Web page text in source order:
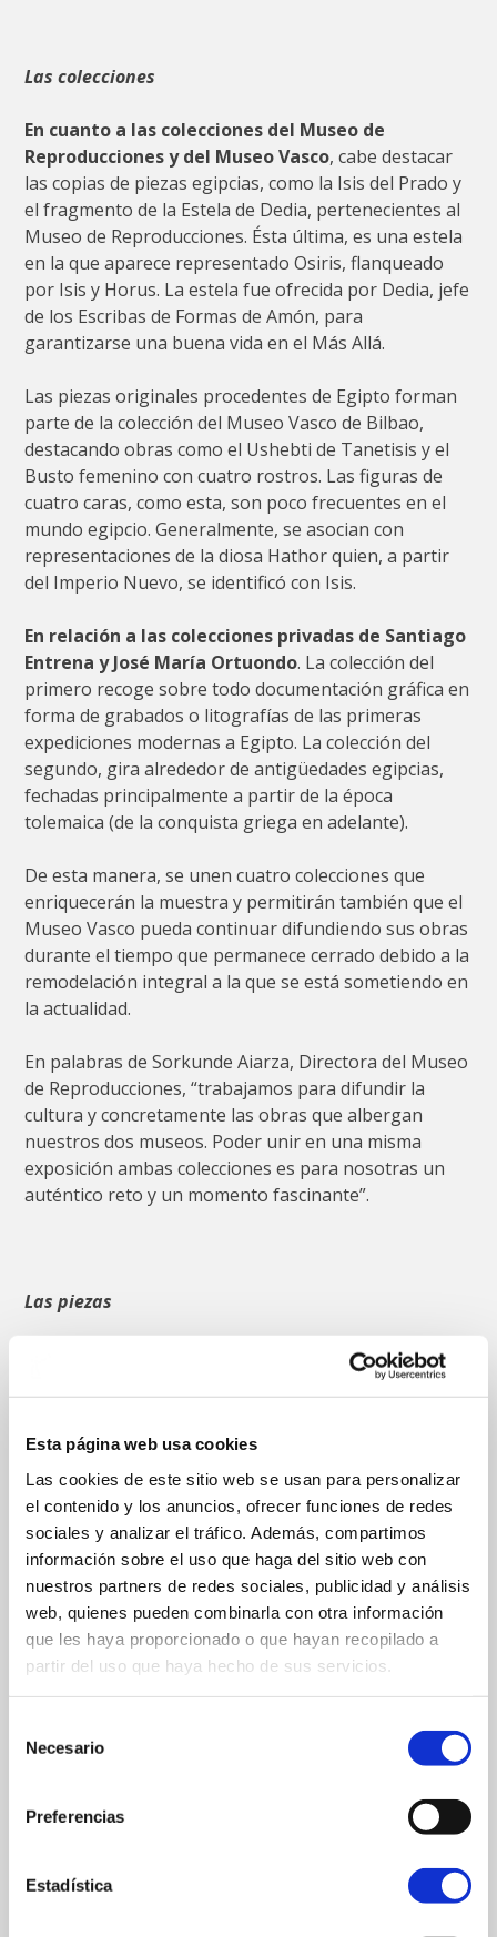
Esta página web usa cookies
Las cookies de este sitio web se usan para personalizar
el contenido y los anuncios, ofrecer funciones de redes
sociales y analizar el tráfico. Además, compartimos
información sobre el uso que haga del sitio web con
nuestros partners de redes sociales, publicidad y análisis
web, quienes pueden combinarla con otra información
que les haya proporcionado o que hayan recopilado a
partir del uso que haya hecho de sus servicios.
Necesario
Preferencias
Estadística
Las colecciones
En cuanto a las colecciones del Museo de
Reproducciones y del Museo Vasco, cabe destacar
las copias de piezas egipcias, como la Isis del Prado y
el fragmento de la Estela de Dedia, pertenecientes al
Museo de Reproducciones. Ésta última, es una estela
en la que aparece representado Osiris, flanqueado
por Isis y Horus. La estela fue ofrecida por Dedia, jefe
de los Escribas de Formas de Amón, para
garantizarse una buena vida en el Más Allá.
Las piezas originales procedentes de Egipto forman
parte de la colección del Museo Vasco de Bilbao,
destacando obras como el Ushebti de Tanetisis y el
Busto femenino con cuatro rostros. Las figuras de
cuatro caras, como esta, son poco frecuentes en el
mundo egipcio. Generalmente, se asocian con
representaciones de la diosa Hathor quien, a partir
del Imperio Nuevo, se identificó con Isis.
En relación a las colecciones privadas de Santiago
Entrena y José María Ortuondo. La colección del
primero recoge sobre todo documentación gráfica en
forma de grabados o litografías de las primeras
expediciones modernas a Egipto. La colección del
segundo, gira alrededor de antigüedades egipcias,
fechadas principalmente a partir de la época
tolemaica (de la conquista griega en adelante).
De esta manera, se unen cuatro colecciones que
enriquecerán la muestra y permitirán también que el
Museo Vasco pueda continuar difundiendo sus obras
durante el tiempo que permanece cerrado debido a la
remodelación integral a la que se está sometiendo en
la actualidad.
En palabras de Sorkunde Aiarza, Directora del Museo
de Reproducciones, “trabajamos para difundir la
cultura y concretamente las obras que albergan
nuestros dos museos. Poder unir en una misma
exposición ambas colecciones es para nosotras un
auténtico reto y un momento fascinante”.
Las piezas
La exposición está formada por 40 piezas. 13 de ellas
son copias pertenecientes a la colección del Museo de
Vasco y 13 pertenecen a colecciones particulares de
Santiago Entrena y José María Ortuondo.
Algunas de las piezas más representativas son:
Ushebti de Harwa
Piedra serpentina
Fayenza